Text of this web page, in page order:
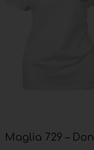
Maglia 729 –